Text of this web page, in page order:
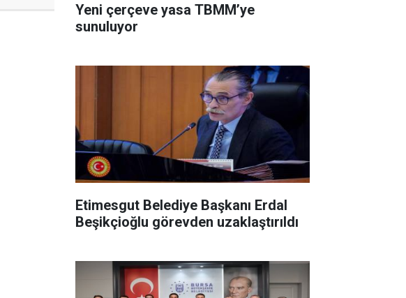
Yeni çerçeve yasa TBMM’ye
sunuluyor
Etimesgut Belediye Başkanı Erdal
Beşikçioğlu görevden uzaklaştırıldı